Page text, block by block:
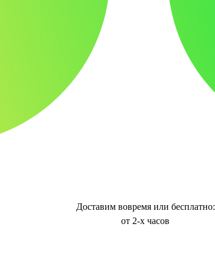
Доставим вовремя или бесплатно:
от 2-х часов